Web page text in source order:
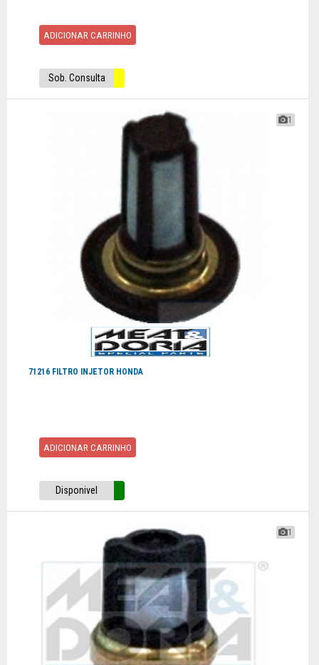
ADICIONAR CARRINHO
Sob. Consulta
1
71216 FILTRO INJETOR HONDA
ADICIONAR CARRINHO
Disponivel
1